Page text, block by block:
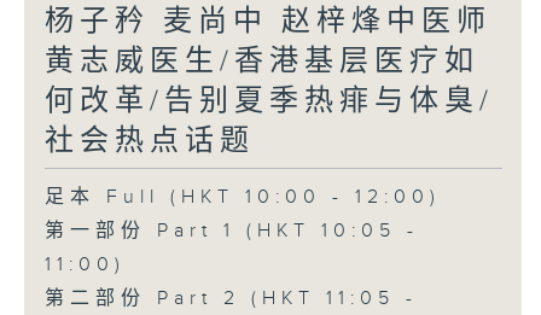
杨子矜 麦尚中 赵梓烽中医师
黄志威医生/香港基层医疗如
何改革/告别夏季热痱与体臭/
社会热点话题
足本 Full (HKT 10:00 - 12:00)
第一部份 Part 1 (HKT 10:05 -
11:00)
第二部份 Part 2 (HKT 11:05 -